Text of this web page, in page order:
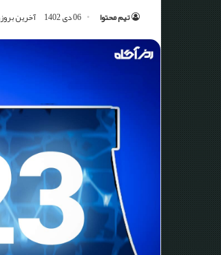
تیم محتوا 06 دی 1402 آخرین